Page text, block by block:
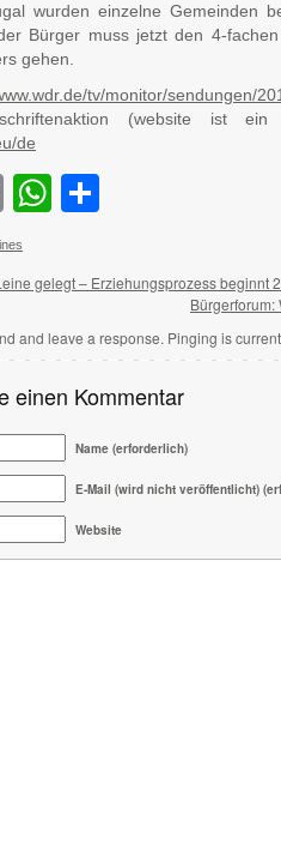
wurden einzelne Gemeinden
Bürger muss jetzt den 4-
gehen.
tv/monitor/sendungen/
(website ist
de
EmailWhatsApp
gelegt – Erziehungsprozess beginnt
Bürgerforum:
and leave a response. Pinging is
einen Kommentar
Name (erforderlich)
E-Mail (wird nicht veröffentlicht)
Website